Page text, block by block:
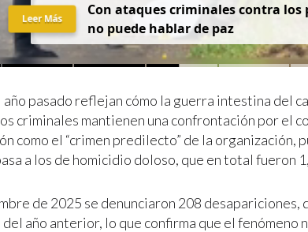
Con ataques criminales contra los
no puede hablar de paz
Leer Más
año pasado reflejan cómo la guerra intestina del
criminales mantienen una confrontación por el
como el “crimen predilecto” de la organización,
a los de homicidio doloso, que en total fueron
de 2025 se denunciaron 208 desapariciones,
año anterior, lo que confirma que el fenómeno